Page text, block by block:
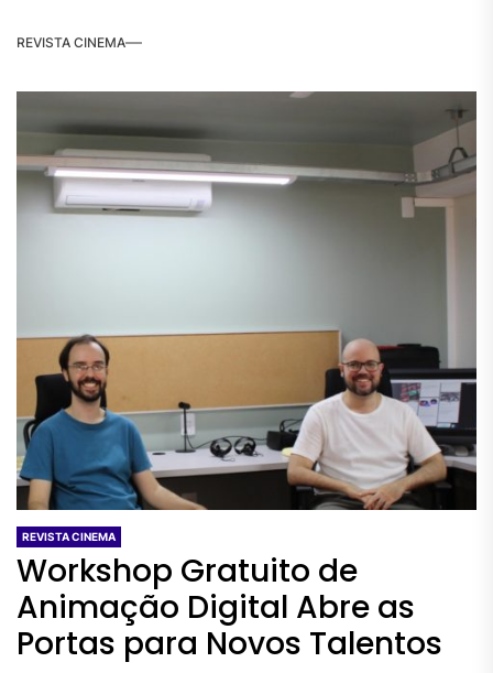
REVISTA CINEMA
REVISTA CINEMA
Workshop Gratuito de
Animação Digital Abre as
Portas para Novos Talentos